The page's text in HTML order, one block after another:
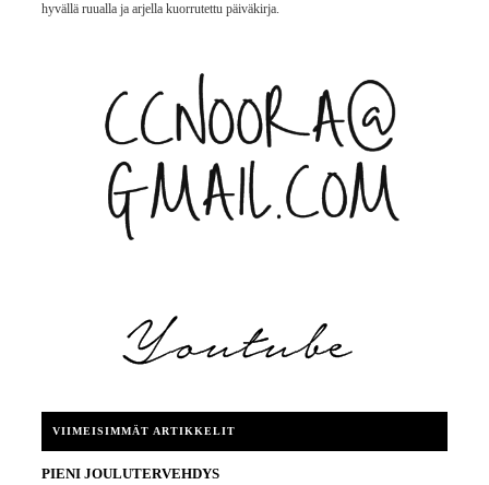
hyvällä ruualla ja arjella kuorrutettu päiväkirja.
VIIMEISIMMÄT ARTIKKELIT
PIENI JOULUTERVEHDYS